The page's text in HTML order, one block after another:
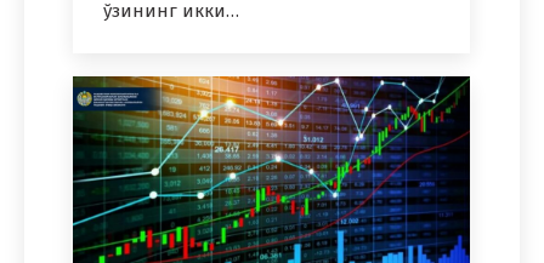
ўзининг икки…